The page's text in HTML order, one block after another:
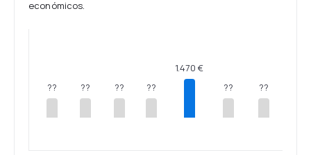
económicos.
?? ?? ?? ??
1.470 €
?? ??